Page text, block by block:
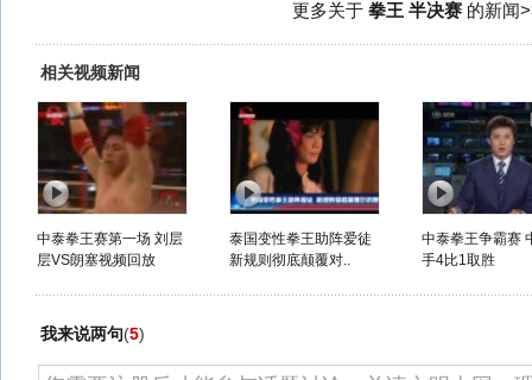
更多关于 拳王 半决赛的新闻
相关视频新闻
中泰拳王赛第一场 刘层
层VS朗塞视频回放
泰国变性拳王助阵爱徒
新规则彻底颠覆对..
中泰拳王争霸赛
手4比1取胜
我来说两句(5)